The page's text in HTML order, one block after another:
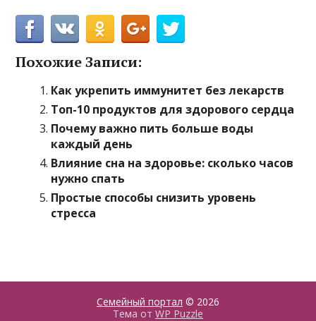
Похожие Записи:
Как укрепить иммунитет без лекарств
Топ-10 продуктов для здорового сердца
Почему важно пить больше воды
каждый день
Влияние сна на здоровье: сколько часов
нужно спать
Простые способы снизить уровень
стресса
Семейный портал © 2026
Тема от WP Puzzle